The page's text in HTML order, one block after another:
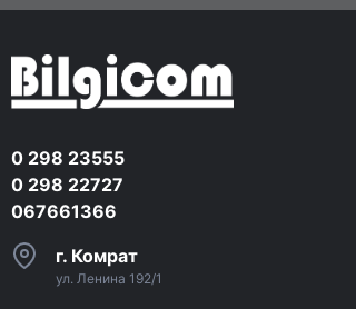
0 298 23555
0 298 22727
067661366
г. Комрат
ул. Ленина 192/1